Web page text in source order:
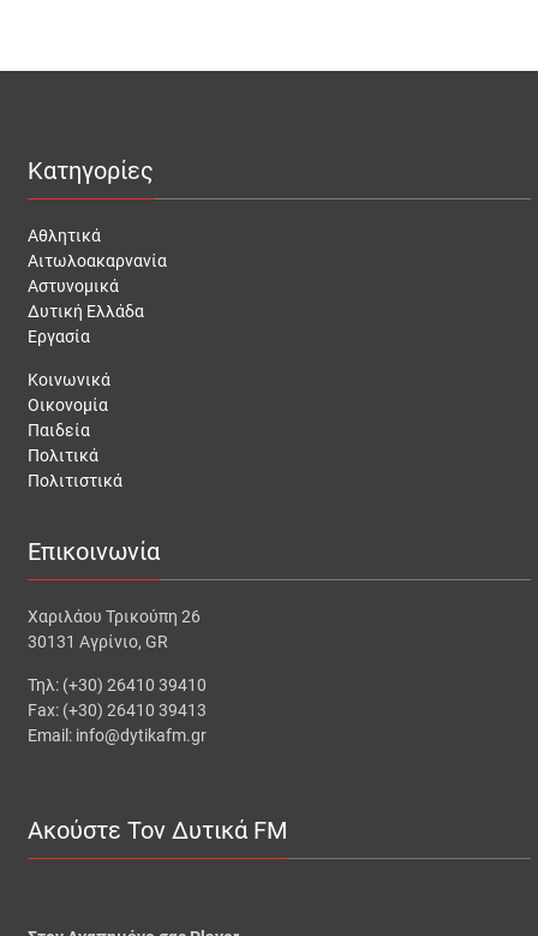
Κατηγορίες
Αθλητικά
Αιτωλοακαρνανία
Αστυνομικά
Δυτική Ελλάδα
Εργασία
Κοινωνικά
Οικονομία
Παιδεία
Πολιτικά
Πολιτιστικά
Επικοινωνία
Χαριλάου Τρικούπη 26
30131 Αγρίνιο, GR
Τηλ: (+30) 26410 39410
Fax: (+30) 26410 39413
Email: info@dytikafm.gr
Ακούστε Τον Δυτικά FM